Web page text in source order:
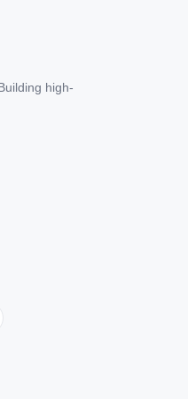
helicopters,
[…]
high-